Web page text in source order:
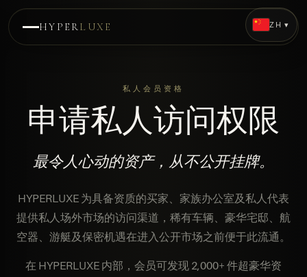
HYPERLUXE ZH ▾
私人会员资格
申请私人访问权限
最令人心动的资产，从不公开挂牌。
HYPERLUXE 为具备资质的买家、家族办公室及私人代表
提供私人场外市场的访问渠道，稀有车辆、豪华宅邸、航
空器、游艇及保密机遇在进入公开市场之前便于此流通。
在 HYPERLUXE 内部，会员可发现 2,000+ 件超豪华资